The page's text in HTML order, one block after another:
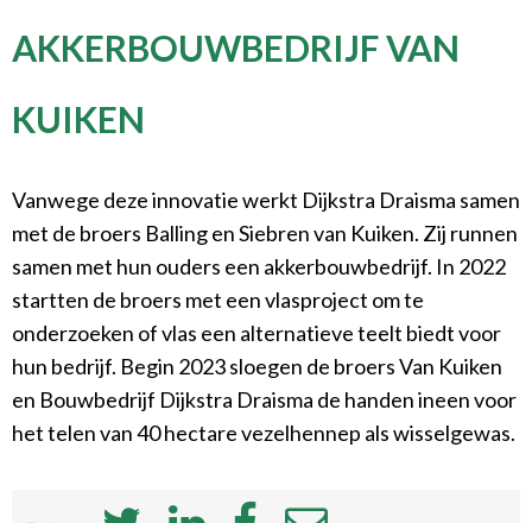
AKKERBOUWBEDRIJF VAN
KUIKEN
Vanwege deze innovatie werkt Dijkstra Draisma samen
met de broers Balling en Siebren van Kuiken. Zij runnen
samen met hun ouders een akkerbouwbedrijf. In 2022
startten de broers met een vlasproject om te
onderzoeken of vlas een alternatieve teelt biedt voor
hun bedrijf. Begin 2023 sloegen de broers Van Kuiken
en Bouwbedrijf Dijkstra Draisma de handen ineen voor
het telen van 40 hectare vezelhennep als wisselgewas.